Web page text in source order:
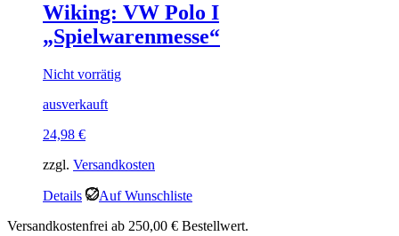
Wiking: VW Polo I
„Spielwarenmesse“
Nicht vorrätig
ausverkauft
24,98 €
zzgl. Versandkosten
Details
Auf Wunschliste
Versandkostenfrei ab 250,00 € Bestellwert.